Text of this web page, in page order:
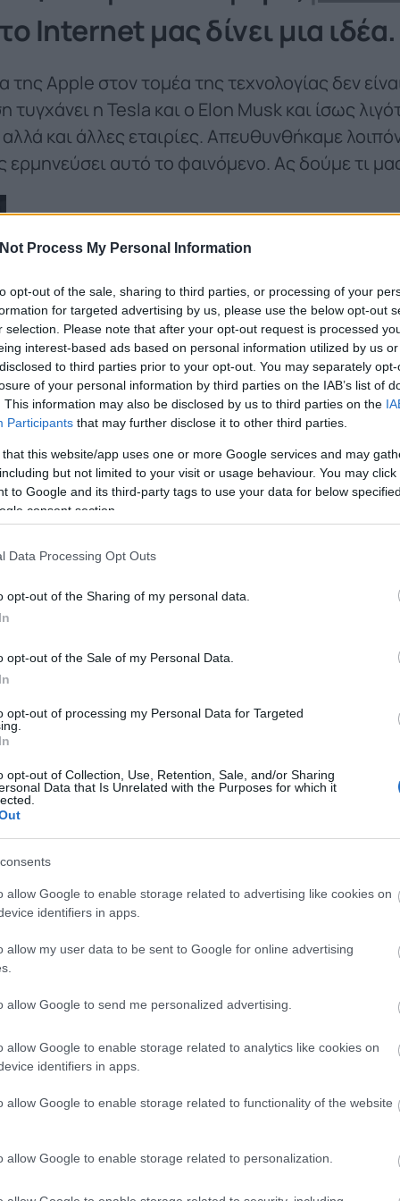
Process My Personal Information
opt-out of the sale, sharing to third parties, or processing of your
for targeted advertising by us, please use the below opt-out
selection. Please note that after your opt-out request is processed
interest-based ads based on personal information utilized by us
to third parties prior to your opt-out. You may separately
of your personal information by third parties on the IAB’s list of
This information may also be disclosed by us to third parties on the
Participants that may further disclose it to other third parties.
that this website/app uses one or more Google services and may
but not limited to your visit or usage behaviour. You may
to Google and its third-party tags to use your data for below
consent section.
Data Processing Opt Outs
opt-out of the Sharing of my personal data.
opt-out of the Sale of my Personal Data.
opt-out of processing my Personal Data for Targeted
opt-out of Collection, Use, Retention, Sale, and/or Sharing
Data that Is Unrelated with the Purposes for which it
allow Google to enable storage related to advertising like cookies on
identifiers in apps.
allow my user data to be sent to Google for online advertising
allow Google to send me personalized advertising.
allow Google to enable storage related to analytics like cookies on
identifiers in apps.
allow Google to enable storage related to functionality of the website
allow Google to enable storage related to personalization.
Internet μας δίνει μια ιδέα.
της Apple στον τομέα της τεχνολογίας δεν
τυγχάνει η Tesla και ο Elon Musk και ίσως
αλλά και άλλες εταιρίες. Απευθυνθήκαμε
ερμηνεύσει αυτό το φαινόμενο. Ας δούμε τι
Μιχάλης Κατσιμίτσης, Διδάσκων Φιλοσοφίας,
οργανισμός.Ακόμα κι όταν
σε ενέργειες που αφορούν τμήματα
κερδοσκοπική οντότητα και οι
τεχνικές – και είναι, άμεσα ή
διαπίστωση ότι για ορισμένους συγκεκριμένες
από κερδοσκοπικοί οργανισμοί. Επίσης
ηγέτες που αντιμετωπίζονται ως
όψη του νομίσματος, αυτήν του κέρδους. Αν,
με άλλες μορφές (π.χ. όφελος) το κέρδος
καλύπτοντας όλες τις πτυχές του
όφελος)–,τότε διακρίνουμε μιαν
διαμόρφωσης της κοινωνικής ζωής.
όψη, φαίνεται παράταιρο, αν όχι εντελώς
για το πεδίο του ιερού και της μαγείας.
εποχή μας η θρησκευτικότητα
γενικότερα, την ύλη απομακρύνει τον
του κόσμου του, όπως αυτή εκφράζεται από
ακόμα κι αν (θεωρητικά) κάποια στιγμή
παρά θα χαθεί ο πυρήνας της